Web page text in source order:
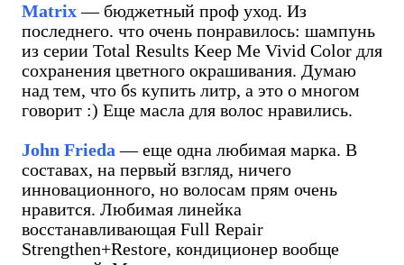
Matrix— бюджетный проф уход. Из
последнего. что очень понравилось: шампунь
из серии Total Results Keep Me Vivid Color для
сохранения цветного окрашивания. Думаю
над тем, что бs купить литр, а это о многом
говорит :) Еще масла для волос нравились.
John Frieda — еще одна любимая марка. В
составах, на первый взгляд, ничего
инновационного, но волосам прям очень
нравится. Любимая линейка
восстанавливающая Full Repair
Strengthen+Restore, кондиционер вообще